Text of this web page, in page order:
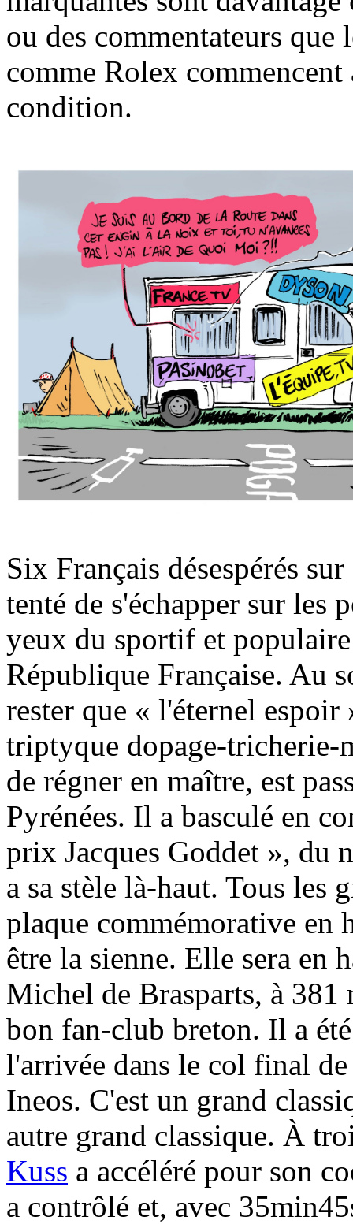
ou des commentateurs que
comme Rolex
condition.
Six Français désespérés
tenté de s'échapper sur les
yeux du sportif et
République Française. Au
rester que « l'éternel
triptyque dopage-tricherie-
de régner en maître, est
Pyrénées. Il a basculé en
prix Jacques Goddet », du
a sa stèle là-haut. Tous les
plaque commémorative en
être la sienne. Elle sera en
Michel de Brasparts, à 381
bon fan-club breton. Il a
l'arrivée dans le col final
Ineos. C'est un grand
autre grand classique. À
Kuss a accéléré pour son
a contrôlé et, avec